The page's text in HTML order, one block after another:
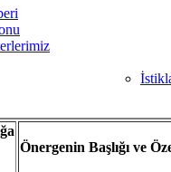
Önergenin Başlığı ve